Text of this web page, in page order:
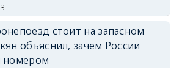
стоит на запасном
объяснил, зачем России
номером